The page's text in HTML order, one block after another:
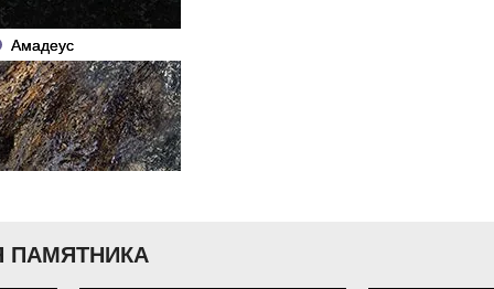
Амадеус
ПАМЯТНИКА